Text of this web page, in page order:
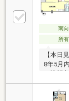
南
所
【本日
8年5月
り眺望
なって